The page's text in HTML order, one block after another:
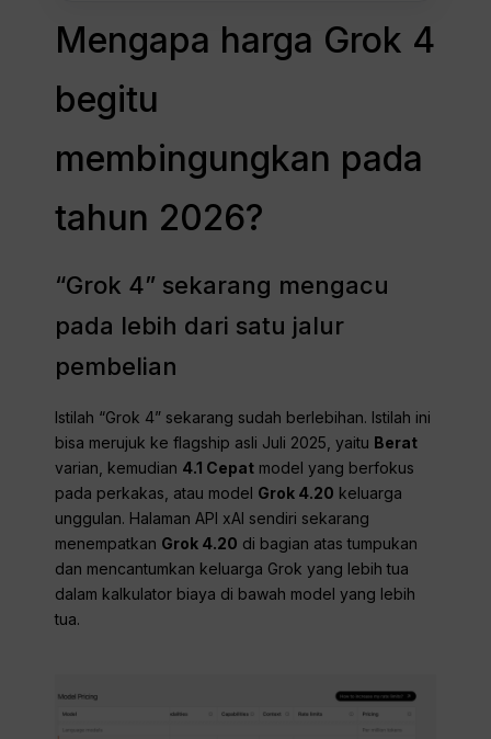
Mengapa harga Grok 4
begitu
membingungkan pada
tahun 2026?
“Grok 4” sekarang mengacu
pada lebih dari satu jalur
pembelian
Istilah “Grok 4” sekarang sudah berlebihan. Istilah ini
bisa merujuk ke flagship asli Juli 2025, yaitu Berat
varian, kemudian 4.1 Cepat model yang berfokus
pada perkakas, atau model Grok 4.20 keluarga
unggulan. Halaman API xAI sendiri sekarang
menempatkan Grok 4.20 di bagian atas tumpukan
dan mencantumkan keluarga Grok yang lebih tua
dalam kalkulator biaya di bawah model yang lebih
tua.